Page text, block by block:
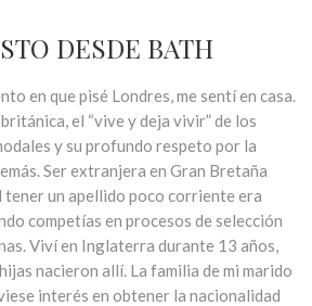
DESDE BATH
en que pisé Londres, me sentí en casa.
el “vive y deja vivir” de los
y su profundo respeto por la
Ser extranjera en Gran Bretaña
un apellido poco corriente era
competías en procesos de selección
Viví en Inglaterra durante 13 años,
nacieron allí. La familia de mi marido
interés en obtener la nacionalidad